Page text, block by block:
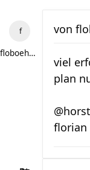
floboehme
von
viel
plan
@horst
florian